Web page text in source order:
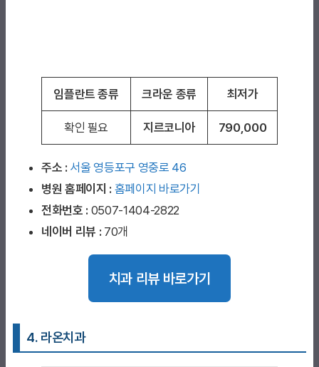
임플란트 종류 크라운 종류 최저가
확인 필요 지르코니아 790,000
주소 : 서울 영등포구 영중로 46
병원 홈페이지 : 홈페이지 바로가기
전화번호 : 0507-1404-2822
네이버 리뷰 : 70개
치과 리뷰 바로가기
4. 라온치과